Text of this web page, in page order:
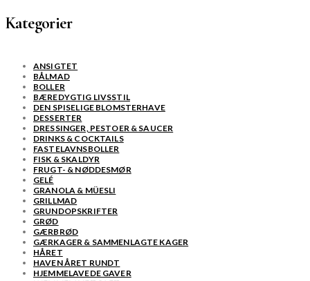
Kategorier
ANSIGTET
BÅLMAD
BOLLER
BÆREDYGTIG LIVSSTIL
DEN SPISELIGE BLOMSTERHAVE
DESSERTER
DRESSINGER, PESTOER & SAUCER
DRINKS & COCKTAILS
FASTELAVNSBOLLER
FISK & SKALDYR
FRUGT- & NØDDESMØR
GELÉ
GRANOLA & MÜESLI
GRILLMAD
GRUNDOPSKRIFTER
GRØD
GÆRBRØD
GÆRKAGER & SAMMENLAGTE KAGER
HÅRET
HAVEN ÅRET RUNDT
HJEMMELAVEDE GAVER